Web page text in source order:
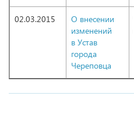
02.03.2015
О внесении
изменений
в Устав
города
Череповца